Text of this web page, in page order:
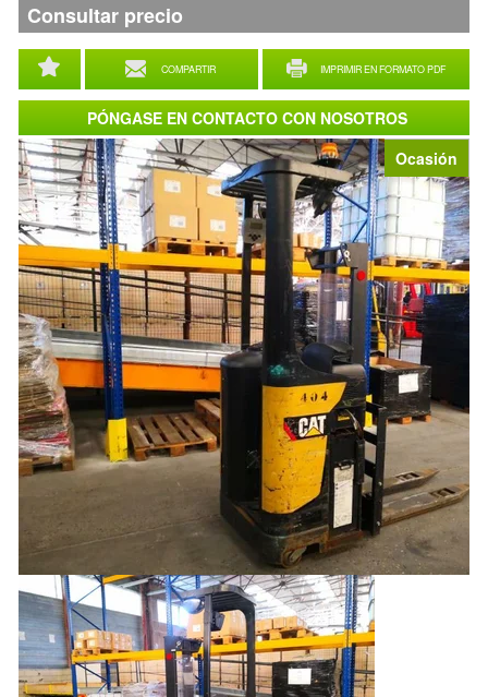
Ocasión
COMPARTIR IMPRIMIR EN FORMATO PDF
Consultar precio
PÓNGASE EN CONTACTO CON NOSOTROS